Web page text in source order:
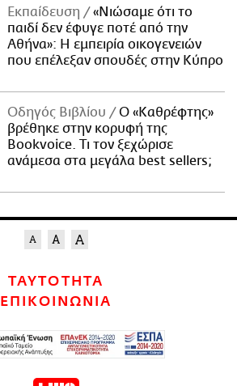
Εκπαίδευση
«Νιώσαμε ότι το
παιδί δεν έφυγε ποτέ από την
Αθήνα»: Η εμπειρία οικογενειών
που επέλεξαν σπουδές στην Κύπρο
Οδηγός Βιβλίου
Ο «Καθρέφτης»
βρέθηκε στην κορυφή της
Bookvoice. Τι τον ξεχώρισε
ανάμεσα στα μεγάλα best sellers;
ΤΑΥΤΟΤΗΤΑ
ΕΠΙΚΟΙΝΩΝΙΑ